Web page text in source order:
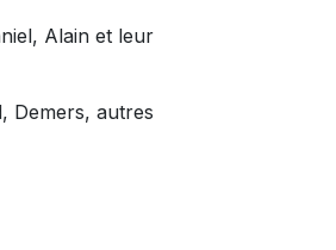
Alain et leur
Demers, autres